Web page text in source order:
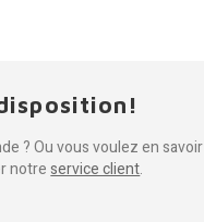
? Ou vous voulez en savoir
notreservice client.